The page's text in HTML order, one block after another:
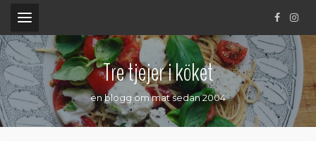
.
Tre tjejer i köket
en blogg om mat sedan 2004